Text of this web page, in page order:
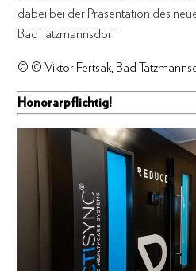
dabei bei der Präsentation des
Bad Tatzmannsdorf
© © Viktor Fertsak, Bad
Honorarpflichtig!